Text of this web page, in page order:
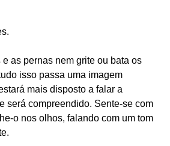
as pernas nem grite ou bata os
isso passa uma imagem
mais disposto a falar a
será compreendido. Sente-se com
o nos olhos, falando com um tom